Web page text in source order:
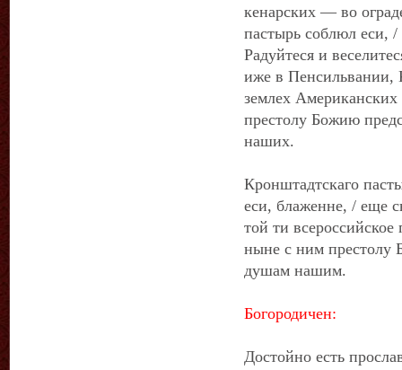
кенарских — во
пастырь соблюл еси,
Радуйтеся и
иже в
землех
престолу Божию
наших.
Кронштадтскаго
еси, блаженне, / еще
той ти
ныне с ним престолу
душам нашим.
Богородичен:
Достойно есть